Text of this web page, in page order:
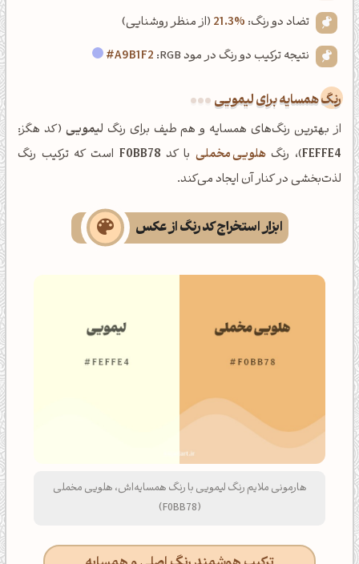
تضاد دو رنگ: 21.3% (از منظر روشنایی)
نتیجه ترکیب دو رنگ در مود RGB:
#A9B1F2
رنگ همسایه برای لیمویی
از بهترین رنگ‌های همسایه و هم طیف برای رنگ لیمویی (کد هگز:
FEFFE4)، رنگهلویی مخملی با کد F0BB78 است که ترکیب رنگ
لذت‌بخشی در کنار آن ایجاد می‌کند.
ابزار استخراج کد رنگ از عکس
هارمونی ملایم رنگ لیمویی با رنگ همسایه‌اش، هلویی مخملی
(F0BB78)